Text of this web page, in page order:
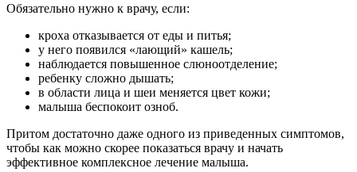
Обязательно нужно к врачу, если:
кроха отказывается от еды и питья;
у него появился «лающий» кашель;
наблюдается повышенное слюноотделение;
ребенку сложно дышать;
в области лица и шеи меняется цвет кожи;
малыша беспокоит озноб.
Притом достаточно даже одного из приведенных симптомов,
чтобы как можно скорее показаться врачу и начать
эффективное комплексное лечение малыша.